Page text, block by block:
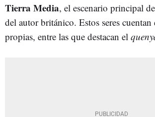
Tierra Media, el escenario principal
del autor británico. Estos seres cuentan
propias, entre las que destacan el